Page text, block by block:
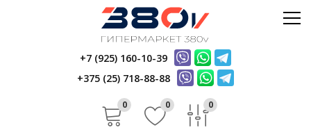
Электрика
Стройматериалы
Керамика
+7 (925) 160-10-39
+375 (25) 718-88-88
0 0 0